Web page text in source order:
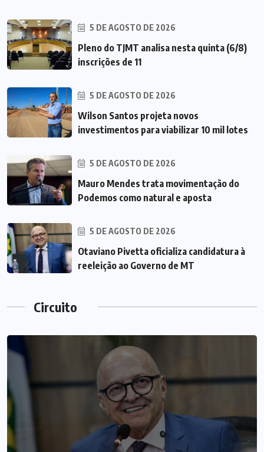
5 DE AGOSTO DE 2026
Pleno do TJMT analisa nesta quinta (6/8)
inscrições de 11
5 DE AGOSTO DE 2026
Wilson Santos projeta novos
investimentos para viabilizar 10 mil lotes
5 DE AGOSTO DE 2026
Mauro Mendes trata movimentação do
Podemos como natural e aposta
5 DE AGOSTO DE 2026
Otaviano Pivetta oficializa candidatura à
reeleição ao Governo de MT
Circuito